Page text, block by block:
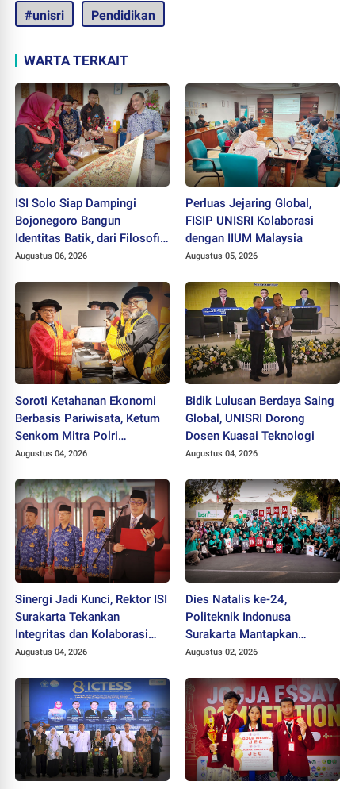
#unisri Pendidikan
WARTA TERKAIT
ISI Solo Siap Dampingi
Bojonegoro Bangun
Identitas Batik, dari Filosofi
hingga HAKI
Augustus 06, 2026
Perluas Jejaring Global,
FISIP UNISRI Kolaborasi
dengan IIUM Malaysia
Augustus 05, 2026
Soroti Ketahanan Ekonomi
Berbasis Pariwisata, Ketum
Senkom Mitra Polri
Dikukuhkan sebagai
Augustus 04, 2026
Bidik Lulusan Berdaya Saing
Global, UNISRI Dorong
Dosen Kuasai Teknologi
Augustus 04, 2026
Sinergi Jadi Kunci, Rektor ISI
Surakarta Tekankan
Integritas dan Kolaborasi
pada Pejabat Baru
Augustus 04, 2026
Dies Natalis ke-24,
Politeknik Indonusa
Surakarta Mantapkan
Langkah Bertransformasi
Augustus 02, 2026